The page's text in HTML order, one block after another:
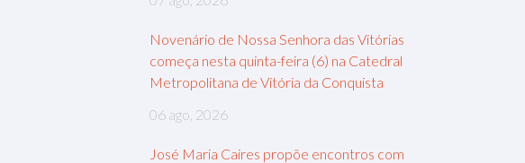
Novenário de Nossa Senhora das Vitórias
começa nesta quinta-feira (6) na Catedral
Metropolitana de Vitória da Conquista
06 ago, 2026
José Maria Caires propõe encontros com